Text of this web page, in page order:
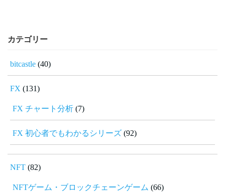
カテゴリー
bitcastle (40)
FX (131)
FX チャート分析 (7)
FX 初心者でもわかるシリーズ (92)
NFT (82)
NFTゲーム・ブロックチェーンゲーム (66)